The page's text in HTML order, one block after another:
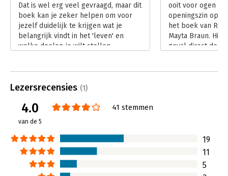
Hoofdrubriek: Persoonlijke effectiviteit
Dat is wel erg veel gevraagd, maar dit
boek kan je zeker helpen om voor
jezelf duidelijk te krijgen wat je
belangrijk vindt in het 'leven' en
welke doelen je wilt stellen.
ooit voor ogen
openingszin op
het boek van
Mayta Braun.
geval direct de
Lezersrecensies (1)
4.0
van de 5
41 stemmen
19
11
5